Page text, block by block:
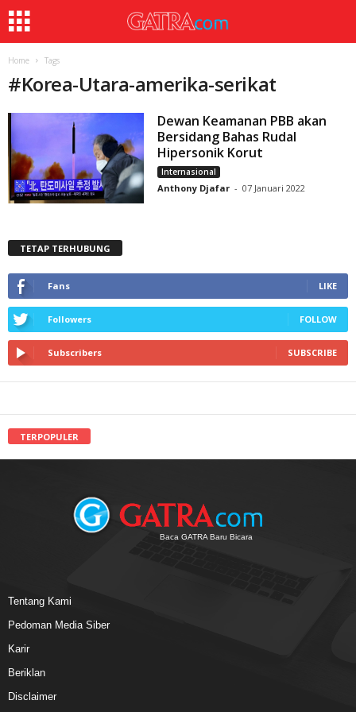
Home Tags
#Korea-Utara-amerika-serikat
Dewan Keamanan PBB akan
Bersidang Bahas Rudal
Hipersonik Korut
Internasional
Anthony Djafar - 07 Januari 2022
TETAP TERHUBUNG
Fans LIKE
Followers FOLLOW
Subscribers SUBSCRIBE
TERPOPULER
Baca GATRA Baru Bicara
Tentang Kami
Pedoman Media Siber
Karir
Beriklan
Disclaimer